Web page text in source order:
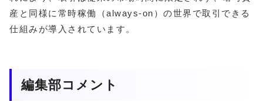
産と同様に常時稼働（always-on）の世界で取引できる
仕組みが導入されています。
編集部コメント